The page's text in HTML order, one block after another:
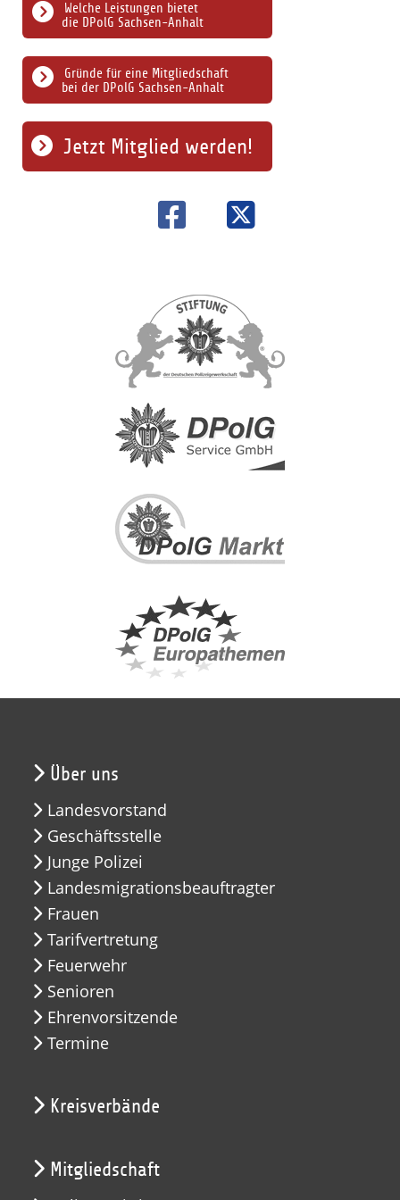
Gründe für eine Mitgliedschaft
bei der DPolG Sachsen-Anhalt
Welche Leistungen bietet
die DPolG Sachsen-Anhalt
Jetzt Mitglied werden!
Über uns
Landesvorstand
Geschäftsstelle
Junge Polizei
Landesmigrationsbeauftragter
Frauen
Tarifvertretung
Feuerwehr
Senioren
Ehrenvorsitzende
Termine
Kreisverbände
Mitgliedschaft